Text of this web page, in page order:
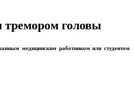
тремором головы
медицинским работником или студентом